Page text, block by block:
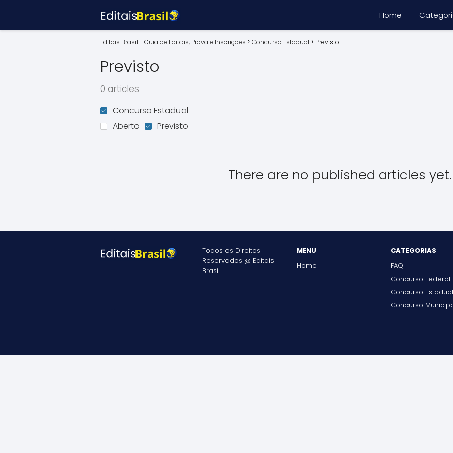
Home
Editais Brasil - Guia de Editais, Prova e Inscrições Concurso Estadual Previsto
Previsto
0 articles
Concurso Estadual
Aberto
Previsto
There are no published articles yet.
Todos os Direitos
Reservados @ Editais
Brasil
MENU
Home
CATEGORIAS
FAQ
Concurso Federal
Concurso Estadual
Concurso